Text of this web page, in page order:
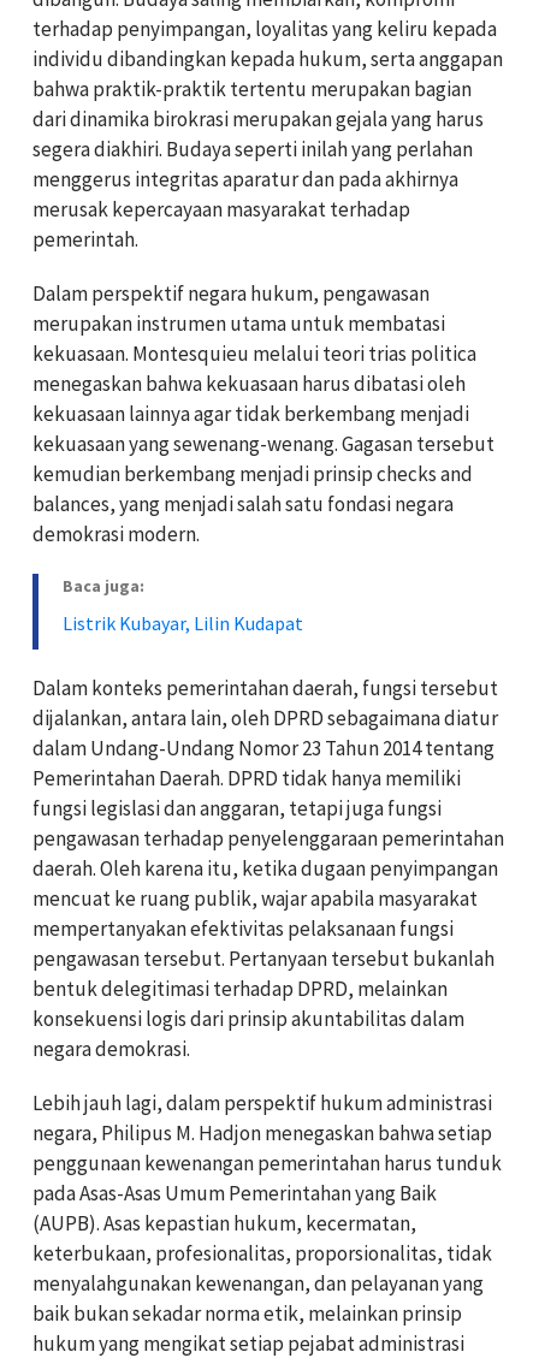
terhadap penyimpangan, loyalitas yang keliru kepada
individu dibandingkan kepada hukum, serta anggapan
bahwa praktik-praktik tertentu merupakan bagian
dari dinamika birokrasi merupakan gejala yang harus
segera diakhiri. Budaya seperti inilah yang perlahan
menggerus integritas aparatur dan pada akhirnya
merusak kepercayaan masyarakat terhadap
pemerintah.
Dalam perspektif negara hukum, pengawasan
merupakan instrumen utama untuk membatasi
kekuasaan. Montesquieu melalui teori trias politica
menegaskan bahwa kekuasaan harus dibatasi oleh
kekuasaan lainnya agar tidak berkembang menjadi
kekuasaan yang sewenang-wenang. Gagasan tersebut
kemudian berkembang menjadi prinsip checks and
balances, yang menjadi salah satu fondasi negara
demokrasi modern.
Baca juga:
Listrik Kubayar, Lilin Kudapat
Dalam konteks pemerintahan daerah, fungsi tersebut
dijalankan, antara lain, oleh DPRD sebagaimana diatur
dalam Undang-Undang Nomor 23 Tahun 2014 tentang
Pemerintahan Daerah. DPRD tidak hanya memiliki
fungsi legislasi dan anggaran, tetapi juga fungsi
pengawasan terhadap penyelenggaraan pemerintahan
daerah. Oleh karena itu, ketika dugaan penyimpangan
mencuat ke ruang publik, wajar apabila masyarakat
mempertanyakan efektivitas pelaksanaan fungsi
pengawasan tersebut. Pertanyaan tersebut bukanlah
bentuk delegitimasi terhadap DPRD, melainkan
konsekuensi logis dari prinsip akuntabilitas dalam
negara demokrasi.
Lebih jauh lagi, dalam perspektif hukum administrasi
negara, Philipus M. Hadjon menegaskan bahwa setiap
penggunaan kewenangan pemerintahan harus tunduk
pada Asas-Asas Umum Pemerintahan yang Baik
(AUPB). Asas kepastian hukum, kecermatan,
keterbukaan, profesionalitas, proporsionalitas, tidak
menyalahgunakan kewenangan, dan pelayanan yang
baik bukan sekadar norma etik, melainkan prinsip
hukum yang mengikat setiap pejabat administrasi